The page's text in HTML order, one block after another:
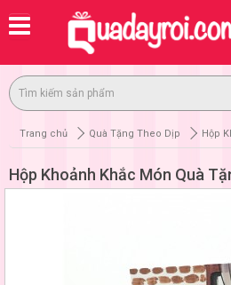
Trang chủ Quà Tặng Theo Dịp Hộp
Hộp Khoảnh Khắc Món Quà